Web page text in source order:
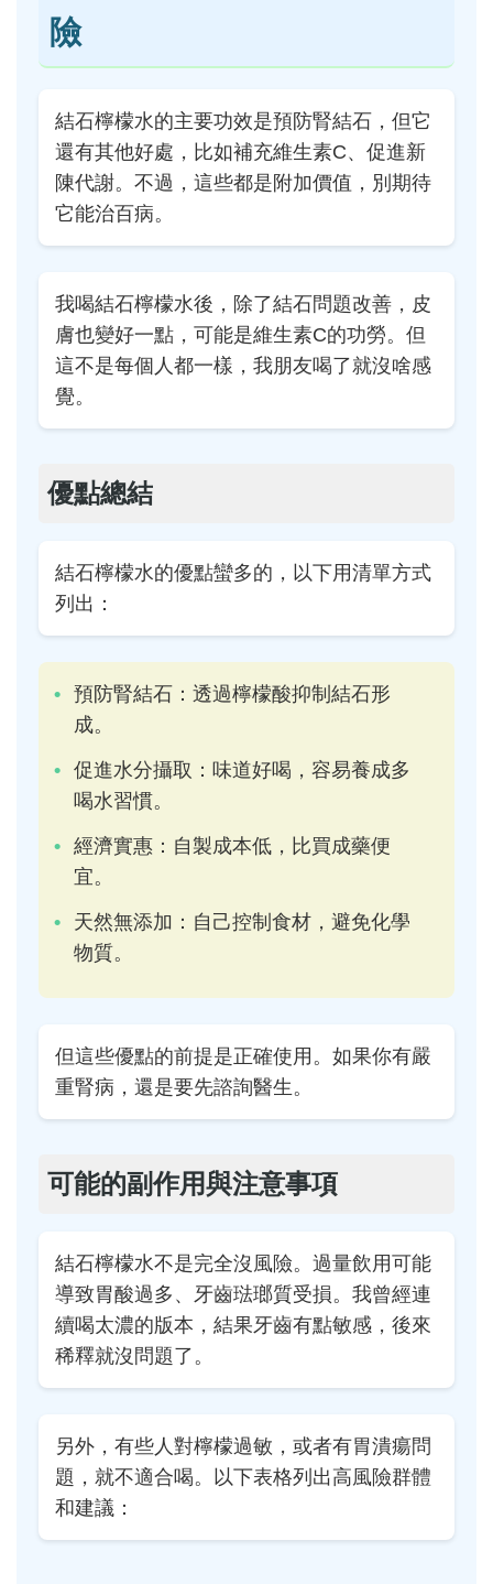
險
結石檸檬水的主要功效是預防腎結石，但它
還有其他好處，比如補充維生素C、促進新
陳代謝。不過，這些都是附加價值，別期待
它能治百病。
我喝結石檸檬水後，除了結石問題改善，皮
膚也變好一點，可能是維生素C的功勞。但
這不是每個人都一樣，我朋友喝了就沒啥感
覺。
優點總結
結石檸檬水的優點蠻多的，以下用清單方式
列出：
預防腎結石：透過檸檬酸抑制結石形
成。
促進水分攝取：味道好喝，容易養成多
喝水習慣。
經濟實惠：自製成本低，比買成藥便
宜。
天然無添加：自己控制食材，避免化學
物質。
但這些優點的前提是正確使用。如果你有嚴
重腎病，還是要先諮詢醫生。
可能的副作用與注意事項
結石檸檬水不是完全沒風險。過量飲用可能
導致胃酸過多、牙齒琺瑯質受損。我曾經連
續喝太濃的版本，結果牙齒有點敏感，後來
稀釋就沒問題了。
另外，有些人對檸檬過敏，或者有胃潰瘍問
題，就不適合喝。以下表格列出高風險群體
和建議：